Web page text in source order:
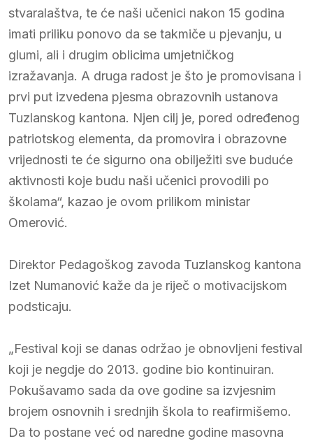
stvaralaštva, te će naši učenici nakon 15 godina
imati priliku ponovo da se takmiče u pjevanju, u
glumi, ali i drugim oblicima umjetničkog
izražavanja. A druga radost je što je promovisana i
prvi put izvedena pjesma obrazovnih ustanova
Tuzlanskog kantona. Njen cilj je, pored određenog
patriotskog elementa, da promovira i obrazovne
vrijednosti te će sigurno ona obilježiti sve buduće
aktivnosti koje budu naši učenici provodili po
školama“, kazao je ovom prilikom ministar
Omerović.
Direktor Pedagoškog zavoda Tuzlanskog kantona
Izet Numanović kaže da je riječ o motivacijskom
podsticaju.
„Festival koji se danas održao je obnovljeni festival
koji je negdje do 2013. godine bio kontinuiran.
Pokušavamo sada da ove godine sa izvjesnim
brojem osnovnih i srednjih škola to reafirmišemo.
Da to postane već od naredne godine masovna